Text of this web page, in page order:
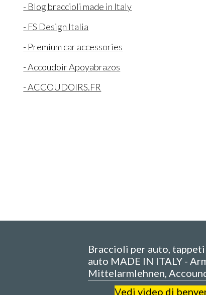
- Blog braccioli made in Italy
- FS Design Italia
- Premium car accessories
- Accoudoir Apoyabrazos
- ACCOUDOIRS.FR
Braccioli per auto,
auto MADE IN ITALY -
Mittelarmlehnen,
Vedi video di